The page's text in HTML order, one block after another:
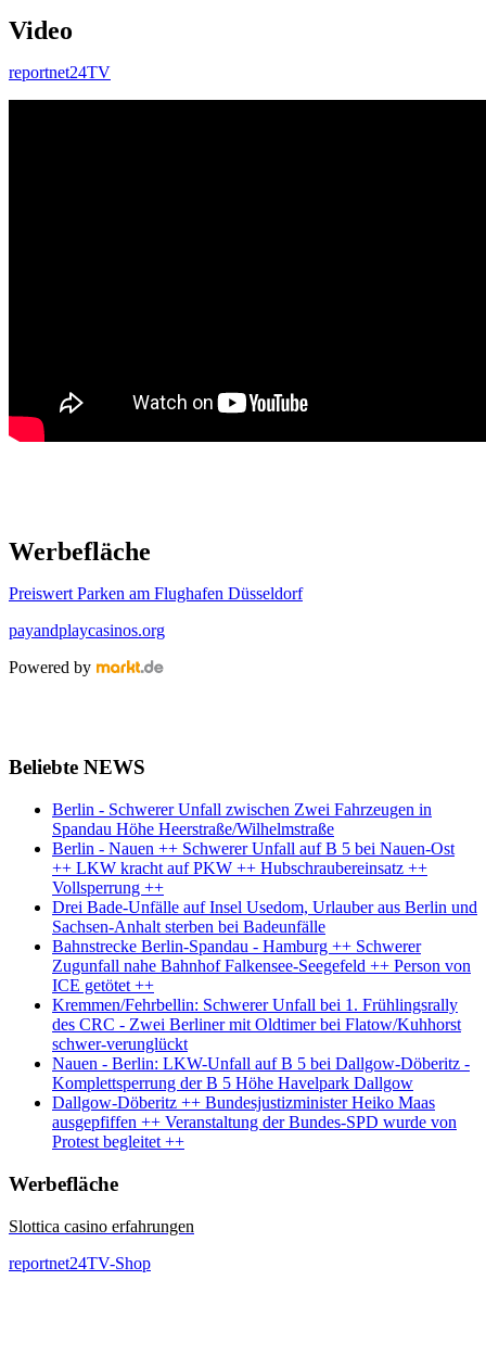
Video
reportnet24TV
Werbefläche
Preiswert Parken am Flughafen Düsseldorf
payandplaycasinos.org
Powered by
Beliebte NEWS
Berlin - Schwerer Unfall zwischen Zwei Fahrzeugen in
Spandau Höhe Heerstraße/Wilhelmstraße
Berlin - Nauen ++ Schwerer Unfall auf B 5 bei Nauen-Ost
++ LKW kracht auf PKW ++ Hubschraubereinsatz ++
Vollsperrung ++
Drei Bade-Unfälle auf Insel Usedom, Urlauber aus Berlin und
Sachsen-Anhalt sterben bei Badeunfälle
Bahnstrecke Berlin-Spandau - Hamburg ++ Schwerer
Zugunfall nahe Bahnhof Falkensee-Seegefeld ++ Person von
ICE getötet ++
Kremmen/Fehrbellin: Schwerer Unfall bei 1. Frühlingsrally
des CRC - Zwei Berliner mit Oldtimer bei Flatow/Kuhhorst
schwer-verunglückt
Nauen - Berlin: LKW-Unfall auf B 5 bei Dallgow-Döberitz -
Komplettsperrung der B 5 Höhe Havelpark Dallgow
Dallgow-Döberitz ++ Bundesjustizminister Heiko Maas
ausgepfiffen ++ Veranstaltung der Bundes-SPD wurde von
Protest begleitet ++
Werbefläche
Slottica casino erfahrungen
reportnet24TV-Shop